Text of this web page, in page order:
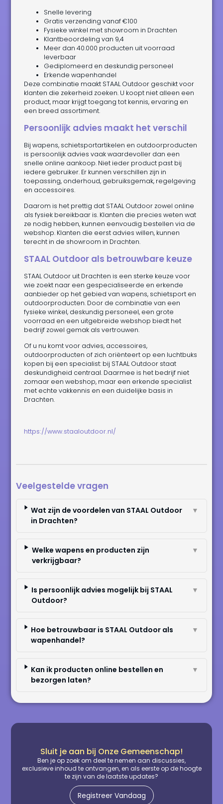
Snelle levering
Gratis verzending vanaf €100
Fysieke winkel met showroom in Drachten
Klantbeoordeling van 9,4
Meer dan 40.000 producten uit voorraad
leverbaar
Gediplomeerd en deskundig personeel
Erkende wapenhandel
Deze combinatie maakt STAAL Outdoor geschikt voor
klanten die zekerheid zoeken. U koopt niet alleen een
product, maar krijgt toegang tot kennis, ervaring en
een breed assortiment.
Persoonlijk advies maakt het verschil
Bij wapens, schietsportartikelen en outdoorproducten
is persoonlijk advies vaak waardevoller dan een
snelle online aankoop. Niet ieder product past bij
iedere gebruiker. Er kunnen verschillen zijn in
toepassing, onderhoud, gebruiksgemak, regelgeving
en accessoires.
Daarom is het prettig dat STAAL Outdoor zowel online
als fysiek bereikbaar is. Klanten die precies weten wat
ze nodig hebben, kunnen eenvoudig bestellen via de
webshop. Klanten die eerst advies willen, kunnen
terecht in de showroom in Drachten.
STAAL Outdoor als betrouwbare keuze
STAAL Outdoor uit Drachten is een sterke keuze voor
wie zoekt naar een gespecialiseerde en erkende
aanbieder op het gebied van wapens, schietsport en
outdoorproducten. Door de combinatie van een
fysieke winkel, deskundig personeel, een grote
voorraad en een uitgebreide webshop biedt het
bedrijf zowel gemak als vertrouwen.
Of u nu komt voor advies, accessoires,
outdoorproducten of zich oriënteert op een luchtbuks
kopen bij een specialist: bij STAAL Outdoor staat
deskundigheid centraal. Daarmee is het bedrijf niet
zomaar een webshop, maar een erkende specialist
met echte vakkennis en een duidelijke basis in
Drachten.
https://www.staaloutdoor.nl/
Veelgestelde vragen
Wat zijn de voordelen van STAAL Outdoor
in Drachten?
▼
Welke wapens en producten zijn
verkrijgbaar?
▼
Is persoonlijk advies mogelijk bij STAAL
Outdoor?
▼
Hoe betrouwbaar is STAAL Outdoor als
wapenhandel?
▼
Kan ik producten online bestellen en
bezorgen laten?
▼
Sluit je aan bij Onze Gemeenschap!
Ben je op zoek om deel te nemen aan discussies,
exclusieve inhoud te ontvangen, en als eerste op de hoogte
te zijn van de laatste updates?
Registreer Vandaag